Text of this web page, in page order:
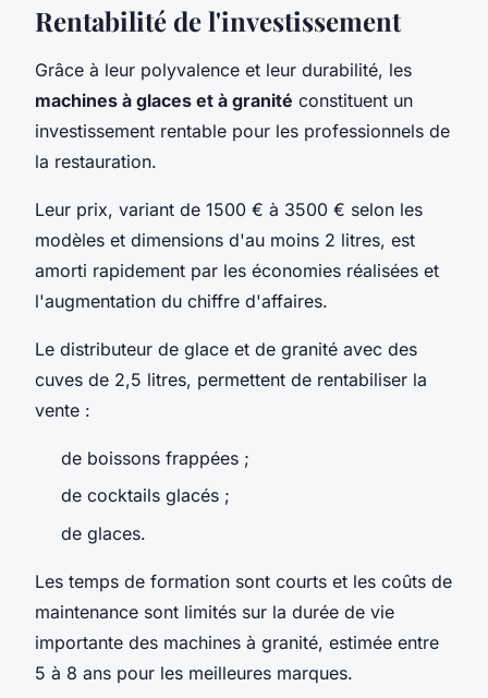
Rentabilité de l'investissement
Grâce à leur polyvalence et leur durabilité, les
machines à glaces et à granité constituent un
investissement rentable pour les professionnels de
la restauration.
Leur prix, variant de 1500 € à 3500 € selon les
modèles et dimensions d'au moins 2 litres, est
amorti rapidement par les économies réalisées et
l'augmentation du chiffre d'affaires.
Le distributeur de glace et de granité avec des
cuves de 2,5 litres, permettent de rentabiliser la
vente :
de boissons frappées ;
de cocktails glacés ;
de glaces.
Les temps de formation sont courts et les coûts de
maintenance sont limités sur la durée de vie
importante des machines à granité, estimée entre
5 à 8 ans pour les meilleures marques.